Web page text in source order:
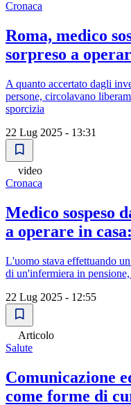
Cronaca
Roma, medico
sorpreso a
A quanto accertato dagli
persone, circolavano
sporcizia
22 Lug 2025 - 13:31
video
Cronaca
Medico sospeso
a operare in
L'uomo stava effettuando
di un'infermiera in
22 Lug 2025 - 12:55
Articolo
Salute
Comunicazione
come forme di